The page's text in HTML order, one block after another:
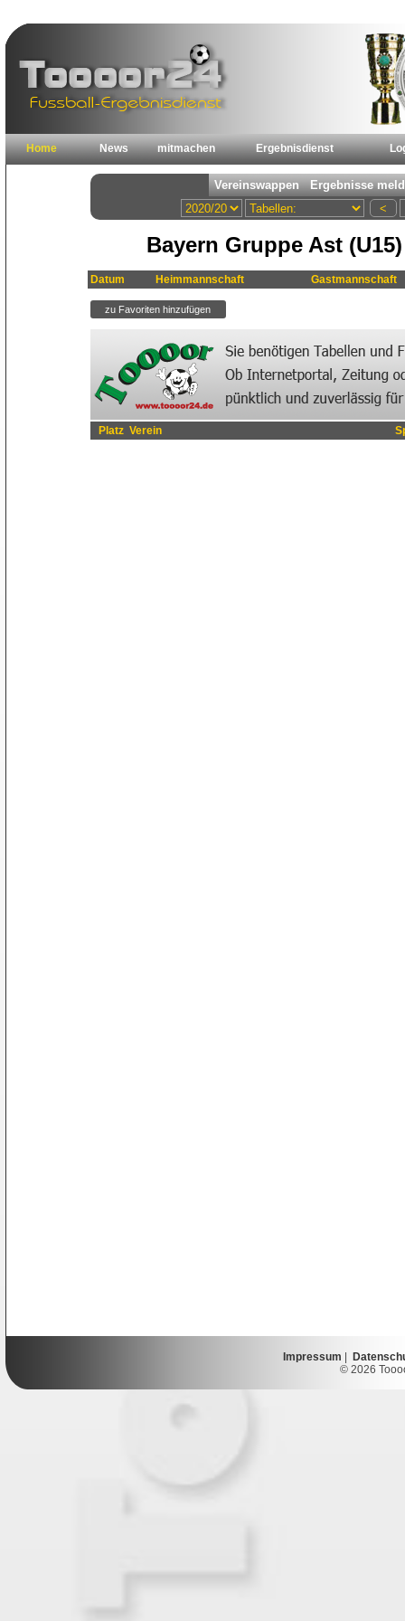
Home News mitmachen Ergebnisdienst
Bayern Gruppe Ast (U15)
Datum Heimmannschaft Gastmannschaft
Platz Verein
Impressum
© 2026